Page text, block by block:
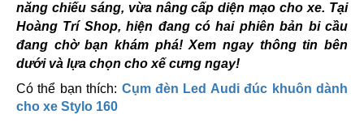
năng chiếu sáng, vừa nâng cấp diện mạo cho xe. Tại
Hoàng Trí Shop, hiện đang có hai phiên bản bi cầu
đang chờ bạn khám phá! Xem ngay thông tin bên
dưới và lựa chọn cho xế cưng ngay!
Có thể bạn thích: Cụm đèn Led Audi đúc khuôn dành
cho xe Stylo 160